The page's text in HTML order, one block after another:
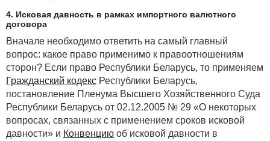
4. Исковая давность в рамках импортного валютного
договора
Вначале необходимо ответить на самый главный
вопрос: какое право применимо к правоотношениям
сторон? Если право Республики Беларусь, то применяем
Гражданский кодекс Республики Беларусь,
постановление Пленума Высшего Хозяйственного Суда
Республики Беларусь от 02.12.2005 № 29 «О некоторых
вопросах, связанных с применением сроков исковой
давности» и Конвенцию об исковой давности в